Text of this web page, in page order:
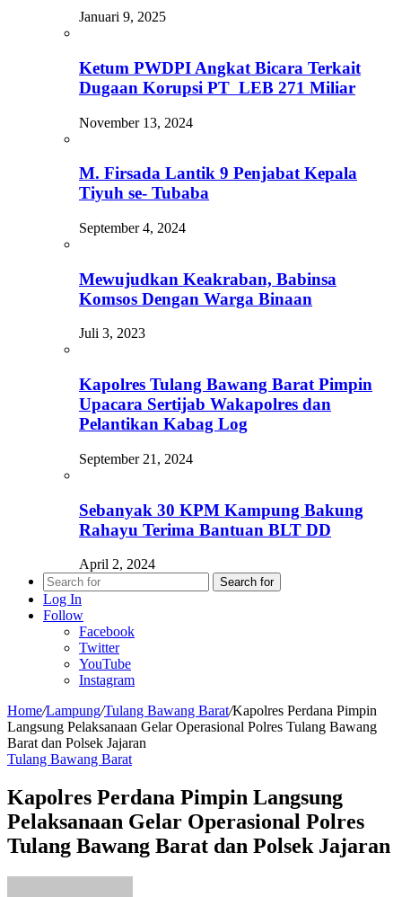
Januari 9, 2025
Ketum PWDPI Angkat Bicara Terkait
Dugaan Korupsi PT LEB 271 Miliar
November 13, 2024
M. Firsada Lantik 9 Penjabat Kepala
Tiyuh se- Tubaba
September 4, 2024
Mewujudkan Keakraban, Babinsa
Komsos Dengan Warga Binaan
Juli 3, 2023
Kapolres Tulang Bawang Barat Pimpin
Upacara Sertijab Wakapolres dan
Pelantikan Kabag Log
September 21, 2024
Sebanyak 30 KPM Kampung Bakung
Rahayu Terima Bantuan BLT DD
April 2, 2024
Search for
Log In
Follow
Facebook
Twitter
YouTube
Instagram
Home/Lampung/Tulang Bawang Barat/Kapolres Perdana Pimpin
Langsung Pelaksanaan Gelar Operasional Polres Tulang Bawang
Barat dan Polsek Jajaran
Tulang Bawang Barat
Kapolres Perdana Pimpin Langsung
Pelaksanaan Gelar Operasional Polres
Tulang Bawang Barat dan Polsek Jajaran